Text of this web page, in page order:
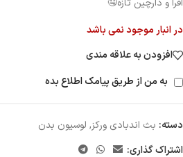
افرا و دارچین تازه🤤
در انبار موجود نمی باشد
افزودن به علاقه مندی
به من از طریق پیامک اطلاع بده
دسته: بث اندبادی ورکز, لوسیون بدن
اشتراک گذاری: